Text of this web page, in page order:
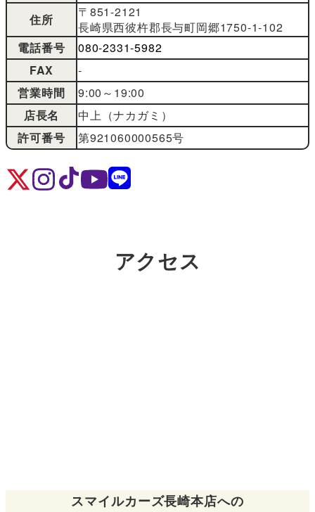
住所
〒851-2121
長崎県西彼杵郡長与町岡郷1750-1-102
電話番号
080-2331-5982
FAX
-
営業時間
9:00～19:00
店長名
中上（ナカガミ）
許可番号
第921060000565号
アクセス
スマイルカーズ長崎本店への